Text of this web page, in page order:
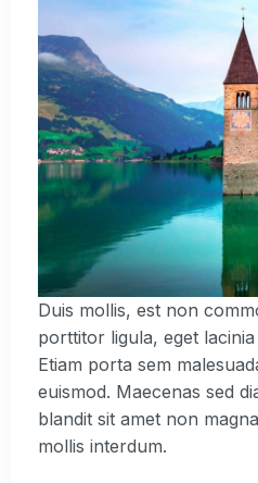
Duis mollis, est non
porttitor ligula, eget
Etiam porta sem
euismod. Maecenas sed
blandit sit amet non
mollis interdum.